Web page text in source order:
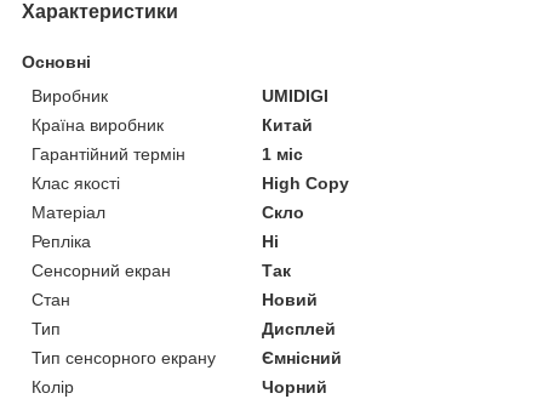
Характеристики
Основні
Виробник
UMIDIGI
Країна виробник
Китай
Гарантійний термін
1 міс
Клас якості
High Copy
Матеріал
Скло
Репліка
Ні
Сенсорний екран
Так
Стан
Новий
Тип
Дисплей
Тип сенсорного екрану
Ємнісний
Колір
Чорний